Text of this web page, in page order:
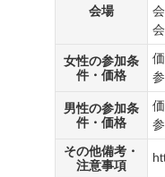
会場
女性の参加条
件・価格
男性の参加条
件・価格
その他備考・
注意事項